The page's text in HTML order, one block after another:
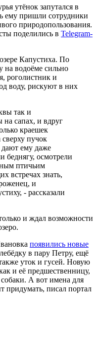
утёнок запутался в
ему пришли сотрудники
природопользования.
поделились в Telegram-
Капустиха. По
на водоёме сильно
роголистник и
воду, рискуют в них
так и
сапах, и вдруг
краешек
сверху пучок
дают ему даже
беднягу, осмотрели
птичьим
встречах знать,
и
- рассказали
и ждал возможности
появились новые
в пару Петру, ещё
уток и гусей. Новую
и её предшественницу,
А вот имена для
придумать, писал портал